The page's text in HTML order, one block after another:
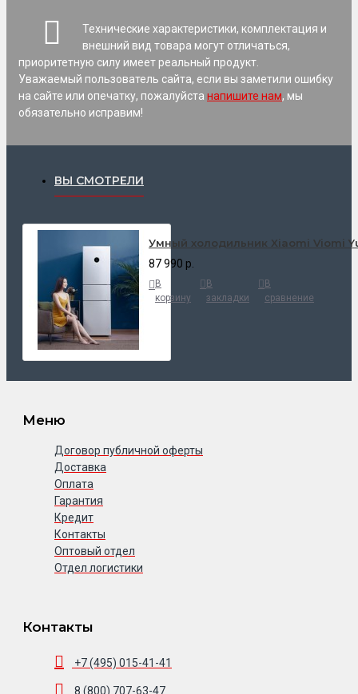
Технические характеристики, комплектация и
внешний вид товара могут отличаться,
приоритетную силу имеет реальный продукт.
Уважаемый пользователь сайта, если вы заметили ошибку
на сайте или опечатку, пожалуйста напишите нам, мы
обязательно исправим!
ВЫ СМОТРЕЛИ
Умный холодильник Xiaomi Viomi
87 990 р.
В
корзину
В
закладки
В
сравнение
Меню
Договор публичной оферты
Доставка
Оплата
Гарантия
Кредит
Контакты
Оптовый отдел
Отдел логистики
Контакты
+7 (495) 015-41-41
8 (800) 707-63-47